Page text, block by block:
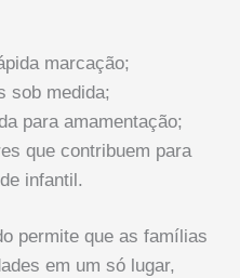
marcação;
sob medida;
para amamentação;
que contribuem para
infantil.
permite que as famílias
em um só lugar,